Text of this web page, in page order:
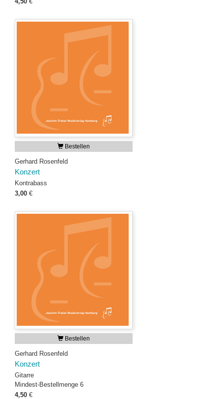
Bestellen
Gerhard Rosenfeld
Konzert
Kontrabass
3,00 €
Bestellen
Gerhard Rosenfeld
Konzert
Gitarre
Mindest-Bestellmenge 6
4,50 €